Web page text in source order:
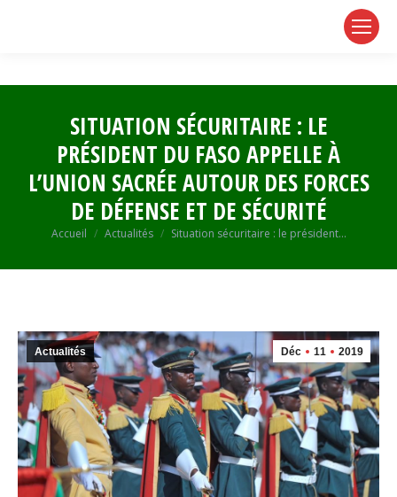
SITUATION SÉCURITAIRE : LE
PRÉSIDENT DU FASO APPELLE À
L’UNION SACRÉE AUTOUR DES FORCES
DE DÉFENSE ET DE SÉCURITÉ
Vous êtes ici :
Accueil Actualités Situation sécuritaire : le président…
Déc 11 2019
Actualités